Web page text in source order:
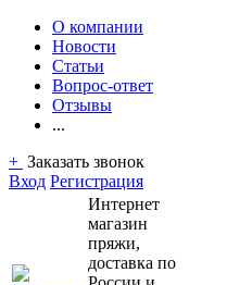
О компании
Новости
Статьи
Вопрос-ответ
Отзывы
...
+ Заказать звонок
Вход Регистрация
Интернет
магазин
пряжи,
доставка по